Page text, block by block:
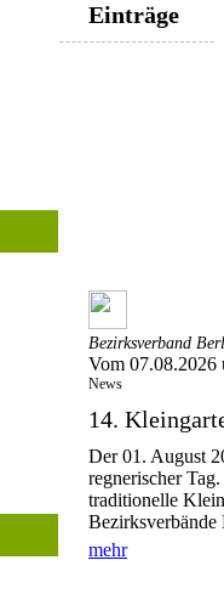
Einträge
Bezirksverband
Vom 07.08.2026
News
14.
Der 01. August
regnerischer
traditionelle
Bezirksverbände
mehr